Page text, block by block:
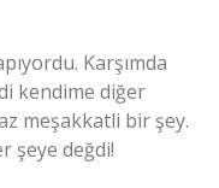
Karşımda
kendime diğer
meşakkatli bir şey.
şeye değdi!